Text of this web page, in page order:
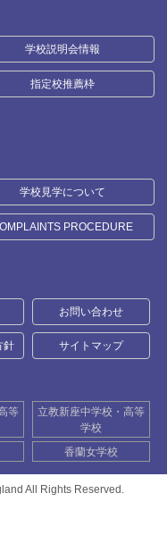
学校説明会情報
指定校推薦枠
学校見学について
PROCEDURE
お問い合わせ
針 サイトマップ
等
立教新座中学校・高等
学校
香蘭女学校
All Rights Reserved.